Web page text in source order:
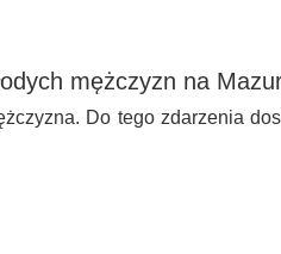
mężczyzn na
Do tego zdarzenia